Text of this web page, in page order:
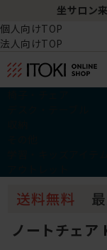
坐サロン
個人向けTOP
法人向けTOP
ノートチェ